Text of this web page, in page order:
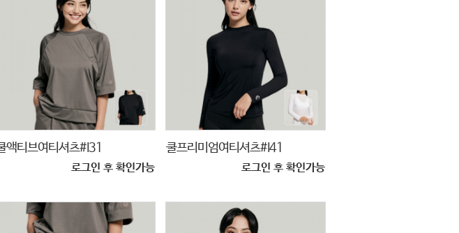
액티브여티셔츠#I31
로그인 후 확인가능
쿨프리미엄여티셔츠#I41
로그인 후 확인가능